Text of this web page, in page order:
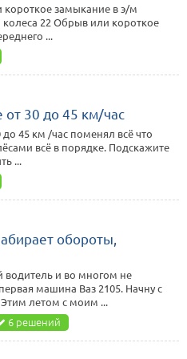
короткое замыкание в э/м
колеса 22 Обрыв или короткое
...
от 30 до 45 км/час
45 км /час поменял всё что
всё в порядке. Подскажите
...
обороты,
и во многом не
машина Ваз 2105. Начну с
летом с моим ...
6 решений